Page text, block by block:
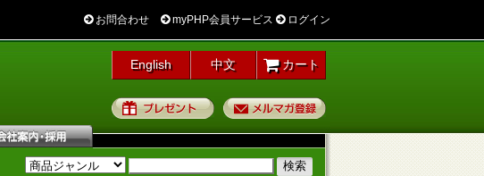
お問合わせ myPHP会員サービス ログイン
English 中文 カート
プレゼント